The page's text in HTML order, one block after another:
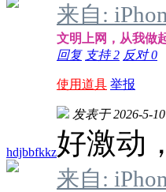
来自:
文明上网，从我
回复 支持2 反对0
使用道具 举报
hdjbbfkkz
发表于 2026-5-
好激动
来自: